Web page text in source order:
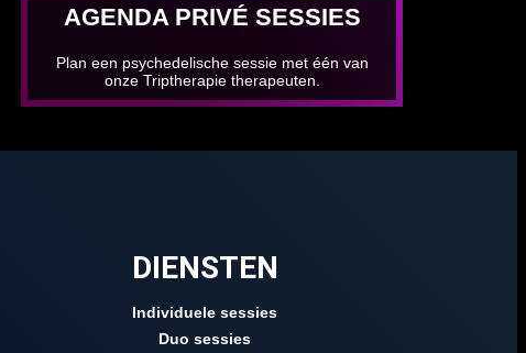
AGENDA PRIVÉ SESSIES
Plan een psychedelische sessie met één van
onze Triptherapie therapeuten.
DIENSTEN
Individuele sessies
Duo sessies